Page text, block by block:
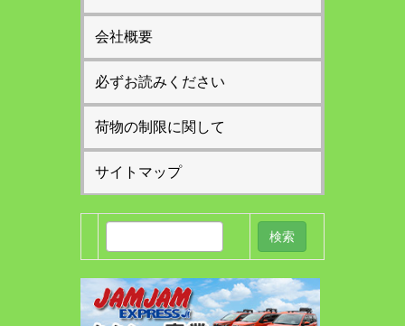
会社概要
必ずお読みください
荷物の制限に関して
サイトマップ